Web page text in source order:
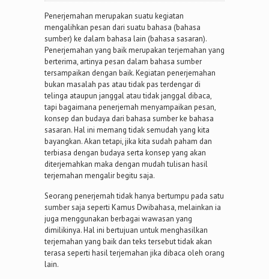
Penerjemahan merupakan suatu kegiatan
mengalihkan pesan dari suatu bahasa (bahasa
sumber) ke dalam bahasa lain (bahasa sasaran).
Penerjemahan yang baik merupakan terjemahan yang
berterima, artinya pesan dalam bahasa sumber
tersampaikan dengan baik. Kegiatan penerjemahan
bukan masalah pas atau tidak pas terdengar di
telinga ataupun janggal atau tidak janggal dibaca,
tapi bagaimana penerjemah menyampaikan pesan,
konsep dan budaya dari bahasa sumber ke bahasa
sasaran. Hal ini memang tidak semudah yang kita
bayangkan. Akan tetapi, jika kita sudah paham dan
terbiasa dengan budaya serta konsep yang akan
diterjemahkan maka dengan mudah tulisan hasil
terjemahan mengalir begitu saja.
Seorang penerjemah tidak hanya bertumpu pada satu
sumber saja seperti Kamus Dwibahasa, melainkan ia
juga menggunakan berbagai wawasan yang
dimilikinya. Hal ini bertujuan untuk menghasilkan
terjemahan yang baik dan teks tersebut tidak akan
terasa seperti hasil terjemahan jika dibaca oleh orang
lain.